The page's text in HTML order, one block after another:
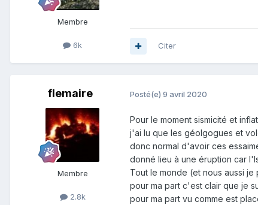
Membre
6k Citer
flemaire
Membre
2.8k
Posté(e) 9 avril 2020
Pour le moment sismicité et
j'ai lu que les géolgogues et
donc normal d'avoir ces
donné lieu à une éruption car
Tout le monde (et nous aussi
pour ma part c'est clair que je
pour ma part vu comme est